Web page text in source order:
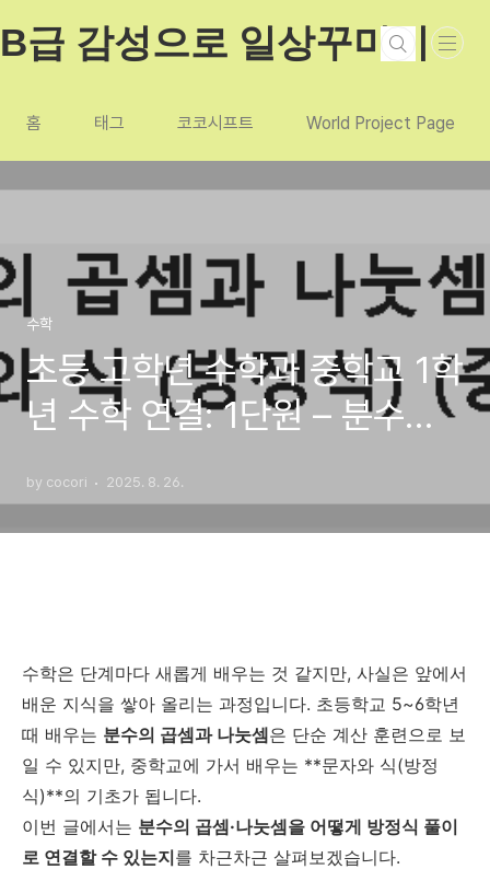
B급 감성으로 일상꾸미기
홈 태그 코코시프트 World Project Page
수학
초등 고학년 수학과 중학교 1학
년 수학 연결: 1단원 – 분수의
정식)
by cocori 2025. 8. 26.
수학은 단계마다 새롭게 배우는 것 같지만, 사실은 앞에서
배운 지식을 쌓아 올리는 과정입니다. 초등학교 5~6학년
때 배우는 분수의 곱셈과 나눗셈은 단순 계산 훈련으로 보
일 수 있지만, 중학교에 가서 배우는 **문자와 식(방정
식)**의 기초가 됩니다.
이번 글에서는 분수의 곱셈·나눗셈을 어떻게 방정식 풀이
로 연결할 수 있는지를 차근차근 살펴보겠습니다.